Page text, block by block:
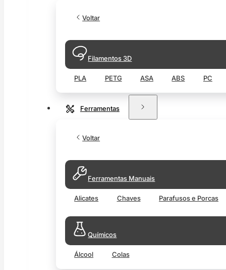
Voltar
Filamentos 3D
PLA PETG ASA ABS PC
Ferramentas
Voltar
Ferramentas Manuais
Alicates Chaves Parafusos e Porcas
Químicos
Álcool Colas